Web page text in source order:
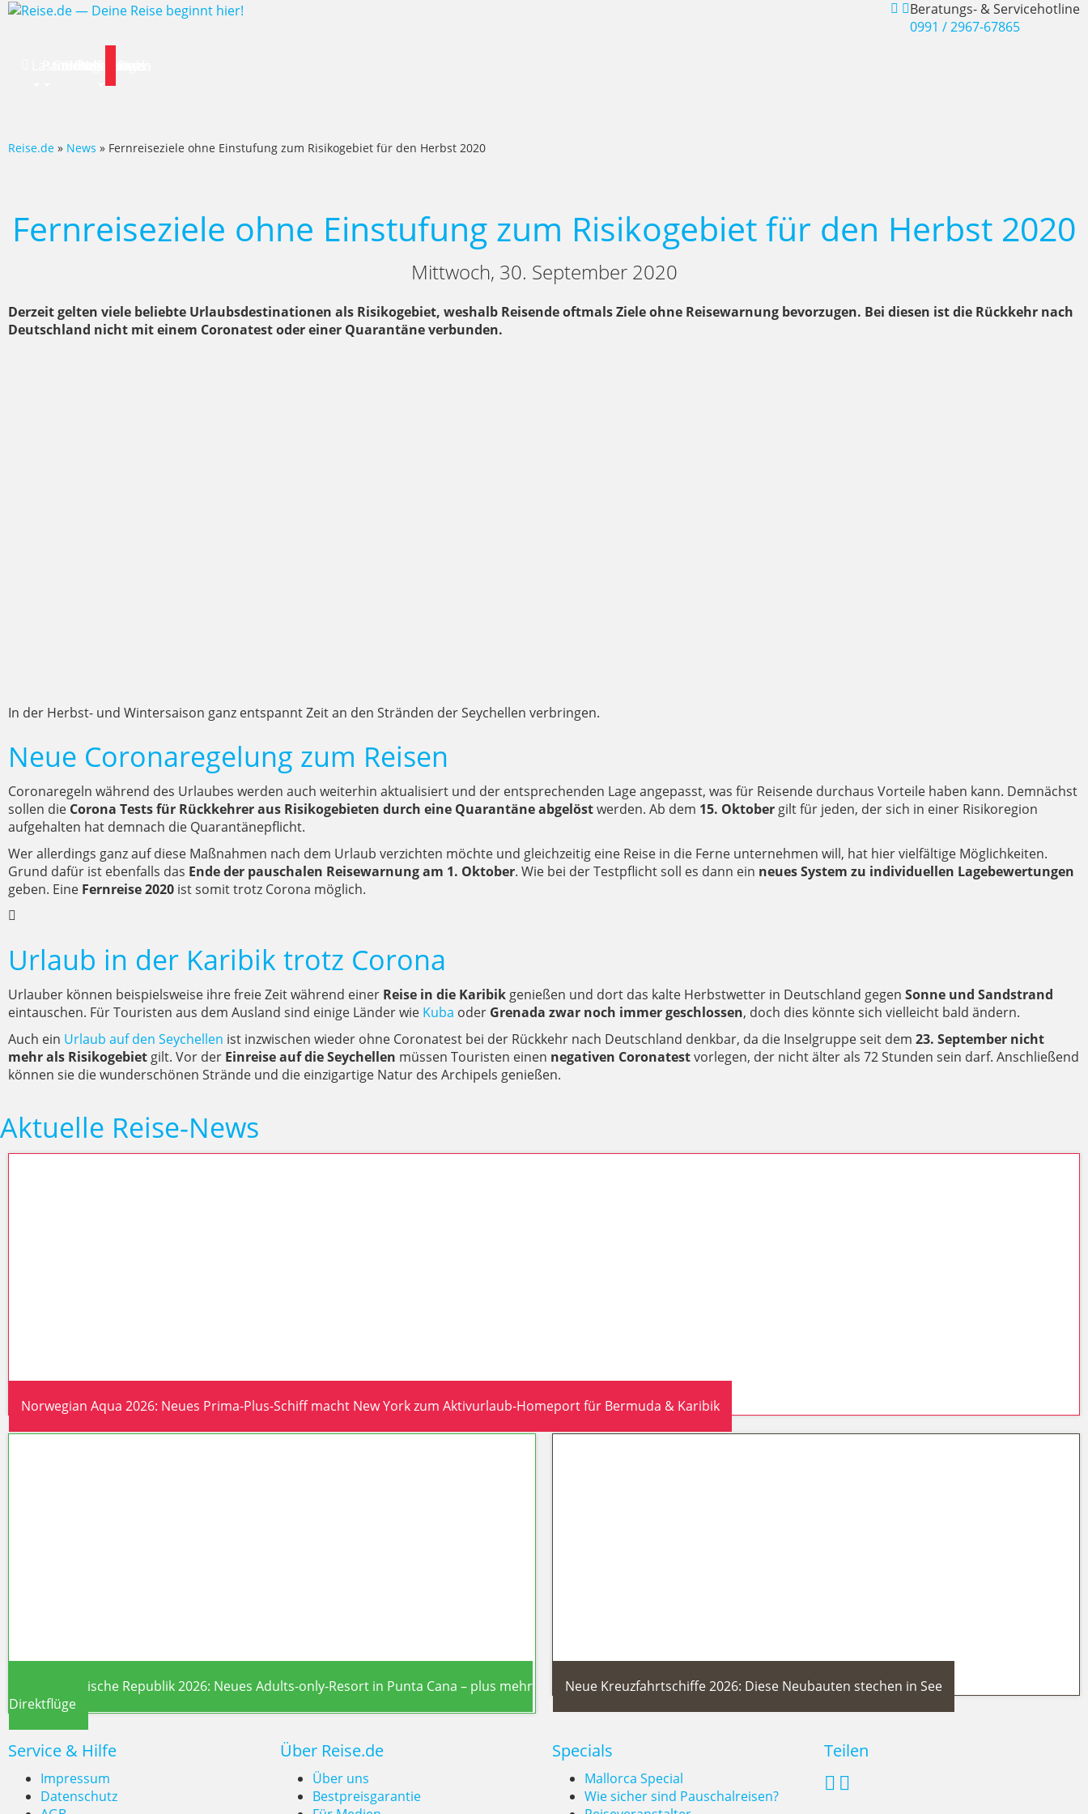
Beratungs- & Servicehotline
0991 / 2967-67865
Reise.de » News » Fernreiseziele ohne Einstufung zum Risikogebiet für den Herbst 2020
Fernreiseziele ohne Einstufung zum Risikogebiet für den Herbst 2020
Mittwoch, 30. September 2020
Derzeit gelten viele beliebte Urlaubsdestinationen als Risikogebiet, weshalb Reisende oftmals Ziele ohne Reisewarnung bevorzugen. Bei diesen ist die Rückkehr nach
Deutschland nicht mit einem Coronatest oder einer Quarantäne verbunden.
In der Herbst- und Wintersaison ganz entspannt Zeit an den Stränden der Seychellen verbringen.
Neue Coronaregelung zum Reisen
Coronaregeln während des Urlaubes werden auch weiterhin aktualisiert und der entsprechenden Lage angepasst, was für Reisende durchaus Vorteile haben kann. Demnächst
sollen die Corona Tests für Rückkehrer aus Risikogebieten durch eine Quarantäne abgelöstwerden. Ab dem 15. Oktober gilt für jeden, der sich in einer Risikoregion
aufgehalten hat demnach die Quarantänepflicht.
Wer allerdings ganz auf diese Maßnahmen nach dem Urlaub verzichten möchte und gleichzeitig eine Reise in die Ferne unternehmen will, hat hier vielfältige Möglichkeiten.
Grund dafür ist ebenfalls das Ende der pauschalen Reisewarnung am 1. Oktober. Wie bei der Testpflicht soll es dann ein neues System zu individuellen Lagebewertungen
geben. Eine Fernreise 2020 ist somit trotz Corona möglich.
Urlaub in der Karibik trotz Corona
Urlauber können beispielsweise ihre freie Zeit während einer Reise in die Karibik genießen und dort das kalte Herbstwetter in Deutschland gegen Sonne und Sandstrand
eintauschen. Für Touristen aus dem Ausland sind einige Länder wie Kuba oder Grenada zwar noch immer geschlossen, doch dies könnte sich vielleicht bald ändern.
Auch ein Urlaub auf den Seychellen ist inzwischen wieder ohne Coronatest bei der Rückkehr nach Deutschland denkbar, da die Inselgruppe seit dem 23. September nicht
mehr als Risikogebiet gilt. Vor der Einreise auf die Seychellen müssen Touristen einen negativen Coronatestvorlegen, der nicht älter als 72 Stunden sein darf. Anschließend
können sie die wunderschönen Strände und die einzigartige Natur des Archipels genießen.
Aktuelle Reise-News
Norwegian Aqua 2026: Neues Prima-Plus-Schiff macht New York zum Aktivurlaub-Homeport für Bermuda & Karibik
Dominikanische Republik 2026: Neues Adults-only-Resort in Punta Cana – plus mehr
Direktflüge
Neue Kreuzfahrtschiffe 2026: Diese Neubauten stechen in See
Service & Hilfe
Impressum
Datenschutz
Über Reise.de
Über uns
Bestpreisgarantie
Specials
Mallorca Special
Wie sicher sind Pauschalreisen?
Teilen